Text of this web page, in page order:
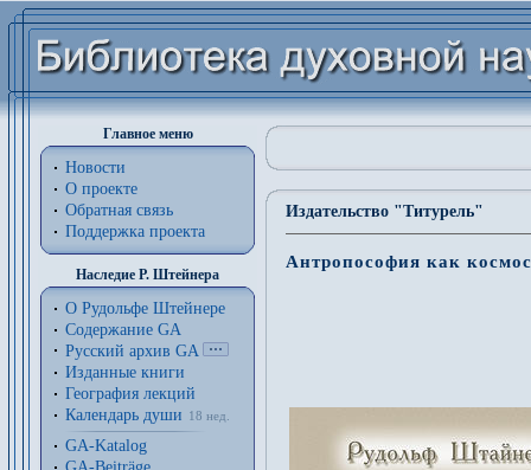
Главное меню
Новости
О проекте
Обратная связь
Поддержка проекта
Наследие Р. Штейнера
О Рудольфе Штейнере
Содержание GA
Русский архив GA
Изданные книги
География лекций
Календарь души
18 нед.
GA-Katalog
Издательство "Титурель"
Антропософия как